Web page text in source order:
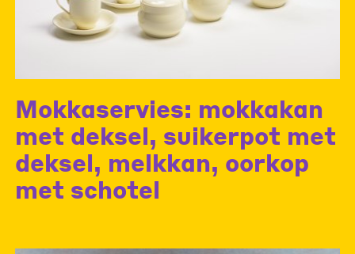
Mokkaservies: mokkakan
met deksel, suikerpot met
deksel, melkkan, oorkop
met schotel